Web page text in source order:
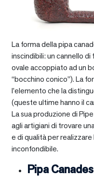
La forma della pipa
inscindibili: un cannello
ovale accoppiato ad un
“bocchino conico”). La
l’elemento che la
(queste ultime hanno il
La sua produzione di
agli artigiani di trovare
e di qualità per
inconfondibile.
Pipa